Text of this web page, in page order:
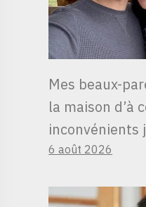
Mes beaux-
la maison d’à
inconvénients
6 août 2026